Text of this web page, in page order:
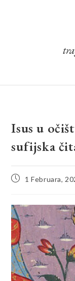
Isus u
sufijska
1 Februara,